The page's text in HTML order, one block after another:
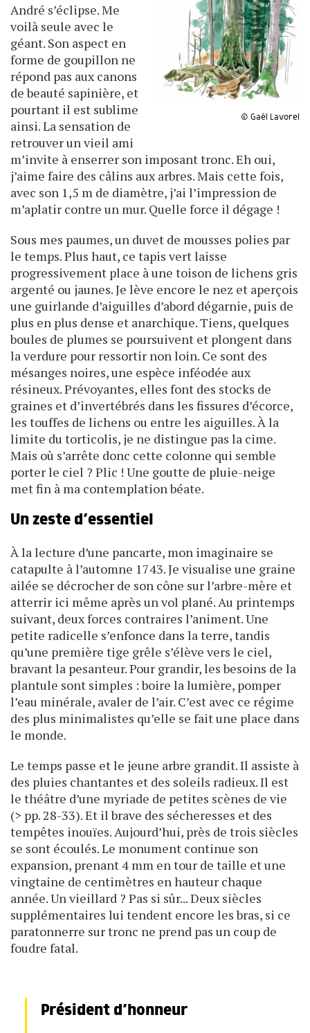
© Gaël Lavorel
André s’éclipse. Me
voilà seule avec le
géant. Son aspect en
forme de goupillon ne
répond pas aux canons
de beauté sapinière, et
pourtant il est sublime
ainsi. La sensation de
retrouver un vieil ami
m’invite à enserrer son imposant tronc. Eh oui,
j’aime faire des câlins aux arbres. Mais cette fois,
avec son 1,5 m de diamètre, j’ai l’impression de
m’aplatir contre un mur. Quelle force il dégage !
Sous mes paumes, un duvet de mousses polies par
le temps. Plus haut, ce tapis vert laisse
progressivement place à une toison de lichens gris
argenté ou jaunes. Je lève encore le nez et aperçois
une guirlande d’aiguilles d’abord dégarnie, puis de
plus en plus dense et anarchique. Tiens, quelques
boules de plumes se poursuivent et plongent dans
la verdure pour ressortir non loin. Ce sont des
mésanges noires, une espèce inféodée aux
résineux. Prévoyantes, elles font des stocks de
graines et d’invertébrés dans les fissures d’écorce,
les touffes de lichens ou entre les aiguilles. À la
limite du torticolis, je ne distingue pas la cime.
Mais où s’arrête donc cette colonne qui semble
porter le ciel ? Plic ! Une goutte de pluie-neige
met fin à ma contemplation béate.
Un zeste d’essentiel
À la lecture d’une pancarte, mon imaginaire se
catapulte à l’automne 1743. Je visualise une graine
ailée se décrocher de son cône sur l’arbre-mère et
atterrir ici même après un vol plané. Au printemps
suivant, deux forces contraires l’animent. Une
petite radicelle s’enfonce dans la terre, tandis
qu’une première tige grêle s’élève vers le ciel,
bravant la pesanteur. Pour grandir, les besoins de la
plantule sont simples : boire la lumière, pomper
l’eau minérale, avaler de l’air. C’est avec ce régime
des plus minimalistes qu’elle se fait une place dans
le monde.
Le temps passe et le jeune arbre grandit. Il assiste à
des pluies chantantes et des soleils radieux. Il est
le théâtre d’une myriade de petites scènes de vie
(> pp. 28-33). Et il brave des sécheresses et des
tempêtes inouïes. Aujourd’hui, près de trois siècles
se sont écoulés. Le monument continue son
expansion, prenant 4 mm en tour de taille et une
vingtaine de centimètres en hauteur chaque
année. Un vieillard ? Pas si sûr... Deux siècles
supplémentaires lui tendent encore les bras, si ce
paratonnerre sur tronc ne prend pas un coup de
foudre fatal.
Président d’honneur